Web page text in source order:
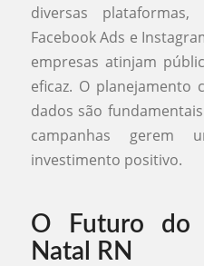
diversas
Facebook Ads e
empresas atinjam
eficaz. O planejamento
dados são
campanhas
investimento positivo.
O Futuro do
Natal RN